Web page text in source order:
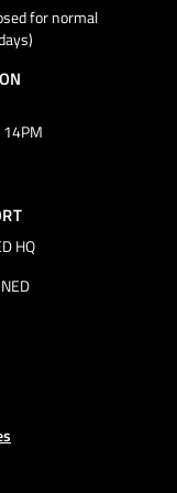
for normal
HQ